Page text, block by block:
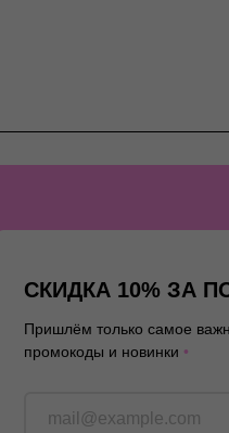
Пришлём только самое
промокоды и новинки •
СКИДКА 10% ЗА